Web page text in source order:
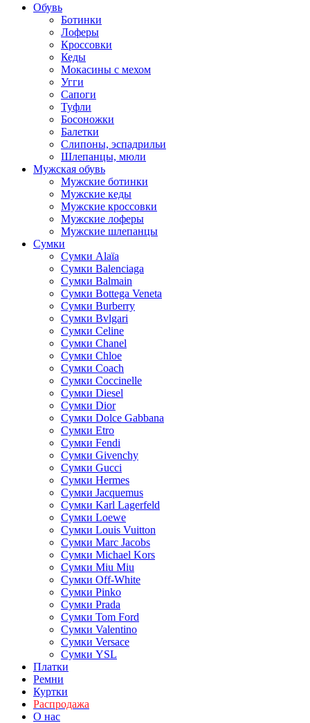
Обувь
Ботинки
Лоферы
Кроссовки
Кеды
Мокасины с мехом
Угги
Сапоги
Туфли
Босоножки
Балетки
Слипоны, эспадрильи
Шлепанцы, мюли
Мужская обувь
Мужские ботинки
Мужские кеды
Мужские кроссовки
Мужские лоферы
Мужские шлепанцы
Сумки
Cумки Alaïa
Сумки Balenciaga
Сумки Balmain
Сумки Bottega Veneta
Сумки Burberry
Сумки Bvlgari
Сумки Celine
Сумки Chanel
Сумки Chloe
Сумки Coach
Сумки Coccinelle
Сумки Diesel
Сумки Dior
Сумки Dolce Gabbana
Сумки Etro
Сумки Fendi
Сумки Givenchy
Сумки Gucci
Сумки Hermes
Сумки Jacquemus
Сумки Karl Lagerfeld
Сумки Loewe
Сумки Louis Vuitton
Сумки Marc Jacobs
Сумки Michael Kors
Сумки Miu Miu
Сумки Off-White
Сумки Pinko
Сумки Prada
Сумки Tom Ford
Cумки Valentino
Сумки Versace
Сумки YSL
Платки
Ремни
Куртки
Распродажа
О нас